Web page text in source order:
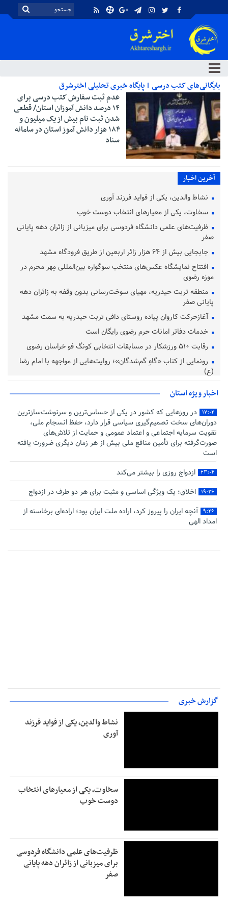
بایگانی‌های کتب درسی | پایگاه خبری تحلیلی اخترشرق
عدم ثبت سفارش کتب درسی برای
۱۴ درصد دانش آموزان استان/ قطعی
شدن ثبت نام بیش از یک میلیون و
۱۸۴ هزار دانش آموز استان در سامانه
سناد
آخرین اخبار
نشاط والدین، یکی از فواید فرزند آوری
سخاوت، یکی از معیارهای انتخاب دوست خوب
ظرفیت‌های علمی دانشگاه فردوسی برای میزبانی از زائران دهه پایانی
صفر
جابجایی بیش از ۶۴ هزار زائر اربعین از طریق فرودگاه مشهد
افتتاح نمایشگاه عکس‌های منتخب سوگواره بین‌المللی مِهر محرم در
موزه رضوی
منطقه تربت حیدریه، مهیای سوخت‌رسانی بدون وقفه به زائران دهه
پایانی صفر
آغازحرکت کاروان پیاده روستای دافی تربت حیدریه به سمت مشهد
خدمات دفاتر امانات حرم رضوی رایگان است
رقابت ۵۱۰ ورزشکار در مسابقات انتخابی کونگ فو خراسان رضوی
رونمایی از کتاب «گاهِ گم‌شدگان»؛ روایت‌هایی از مواجهه با امام رضا
(ع)
اخبار ویژه استان
۱۷:۰۲
در روزهایی که کشور در یکی از حساس‌ترین و سرنوشت‌سازترین
دوران‌های سخت تصمیم‌گیری سیاسی قرار دارد، حفظ انسجام ملی،
تقویت سرمایه اجتماعی و اعتماد عمومی و حمایت از تلاش‌های
صورت‌گرفته برای تأمین منافع ملی بیش از هر زمان دیگری ضرورت یافته
است
۲۳:۰۴ ازدواج روزی را بیشتر می‌کند
۱۹:۲۶ اخلاق؛ یک ویژگی اساسی و مثبت برای هر دو طرف در ازدواج
۹:۲۶
آنچه ایران را پیروز کرد، اراده ملت ایران بود؛ اراده‌ای برخاسته از
امداد الهی
گزارش خبری
نشاط والدین، یکی از فواید فرزند
آوری
سخاوت، یکی از معیارهای انتخاب
دوست خوب
ظرفیت‌های علمی دانشگاه فردوسی
برای میزبانی از زائران دهه پایانی
صفر